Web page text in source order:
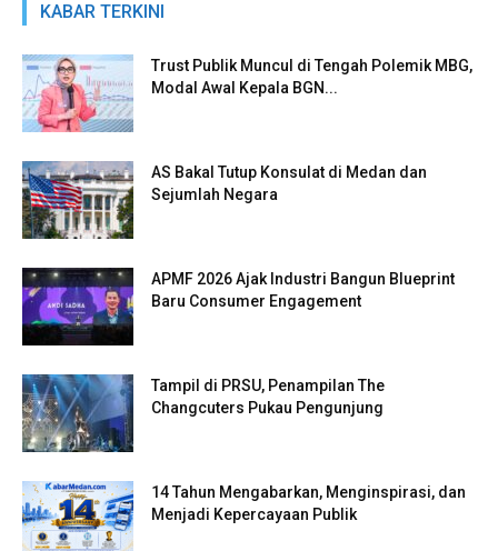
KABAR TERKINI
Trust Publik Muncul di Tengah Polemik MBG,
Modal Awal Kepala BGN...
AS Bakal Tutup Konsulat di Medan dan
Sejumlah Negara
APMF 2026 Ajak Industri Bangun Blueprint
Baru Consumer Engagement
Tampil di PRSU, Penampilan The
Changcuters Pukau Pengunjung
14 Tahun Mengabarkan, Menginspirasi, dan
Menjadi Kepercayaan Publik